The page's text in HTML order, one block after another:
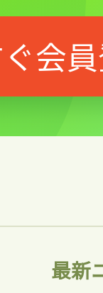
入りに
会
最新